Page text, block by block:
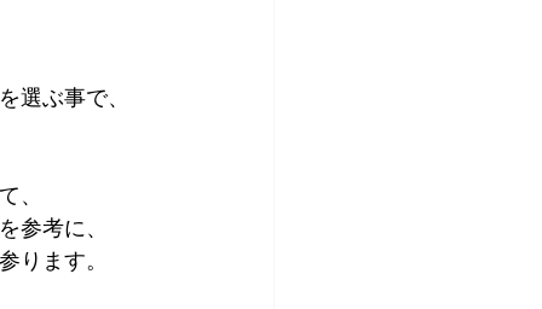
選ぶ事で、
、
参考に、
ります。